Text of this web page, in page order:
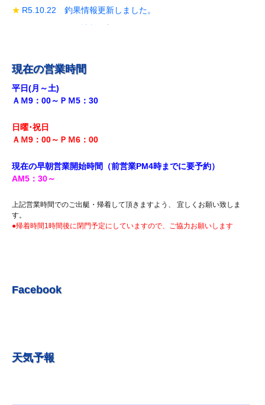
R5.10.22 釣果情報更新しました。
R5.9.28 釣果情報更新しました。
R5.9.18釣果情報更新しました。
R5.8.12 釣果情報更新しました。
R5.7.27 釣果情報更新しました。
R5.7.16 釣果情報更新しました。
R5.7.3 釣果情報更新しました。
R5.5.20 釣果情報更新しました。
R5.3.25釣果情報更新しました。
現在の営業時間
平日(月～土)
ＡＭ9：00～ＰＭ5：30
日曜･祝日
ＡＭ9：00～ＰＭ6 ：00
現在の早朝営業開始時間（前営業PM4時までに要予約）
AM5 ：30～
上記営業時間でのご出艇・帰着して頂きますよう、 宜しくお願い致しま
す。
●帰着時間1時間後に閉門予定にしていますので、ご協力お願いします
Facebook
天気予報